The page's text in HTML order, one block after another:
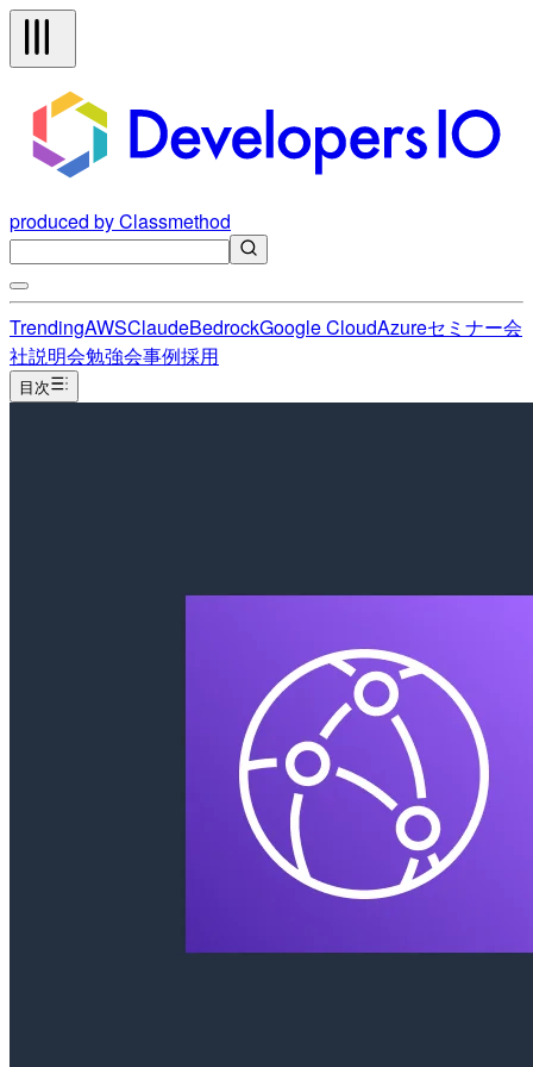
produced by Classmethod
TrendingAWSClaudeBedrockGoogle CloudAzureセミナー会
社説明会勉強会事例採用
目次